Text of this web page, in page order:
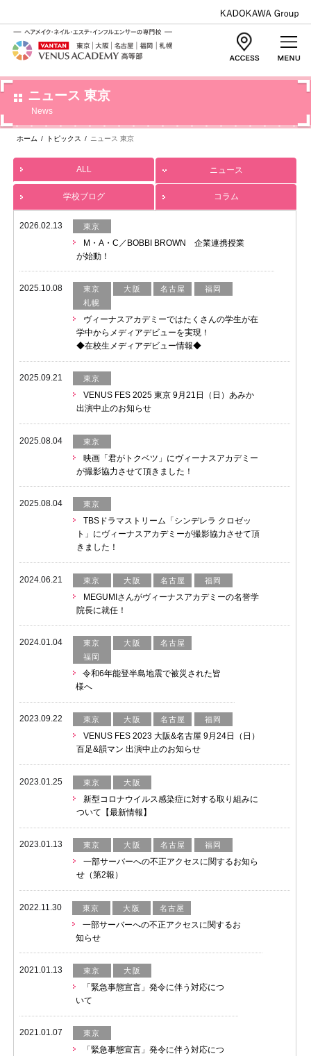
ニュース 東京
News
ホーム / トピックス / ニュース 東京
ALL ニュース
学校ブログ コラム
2026.02.13 東京
M・A・C／BOBBI BROWN 企業連携授業
が始動！
2025.10.08 東京 大阪 名古屋
福岡
札幌
ヴィーナスアカデミーではたくさんの学生が在
学中からメディアデビューを実現！
◆在校生メディアデビュー情報◆
2025.09.21 東京
VENUS FES 2025 東京 9月21日（日）あみか
出演中止のお知らせ
2025.08.04 東京
映画「君がトクベツ」にヴィーナスアカデミー
が撮影協力させて頂きました！
2025.08.04 東京
TBSドラマストリーム「シンデレラ クロゼッ
ト」にヴィーナスアカデミーが撮影協力させて頂
きました！
2024.06.21 東京 大阪 名古屋 福岡
MEGUMIさんがヴィーナスアカデミーの名誉学
院長に就任！
2024.01.04 東京 大阪
名古屋
福岡
令和6年能登半島地震で被災された皆
様へ
2023.09.22 東京 大阪 名古屋 福岡
VENUS FES 2023 大阪&名古屋 9月24日（日）
百足&韻マン 出演中止のお知らせ
2023.01.25 東京 大阪
新型コロナウイルス感染症に対する取り組みに
ついて【最新情報】
2023.01.13 東京 大阪 名古屋 福岡
一部サーバーへの不正アクセスに関するお知ら
せ（第2報）
2022.11.30 東京 大阪 名古屋
一部サーバーへの不正アクセスに関するお
知らせ
2021.01.13 東京 大阪
「緊急事態宣言」発令に伴う対応につ
いて
2021.01.07 東京
「緊急事態宣言」発令に伴う対応につ